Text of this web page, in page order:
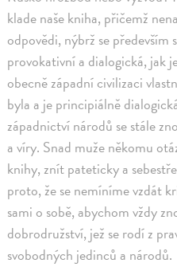
klade naše kniha, přičemž
odpovědi, nýbrž se především
provokativní a dialogická, jak
obecně západní civilizaci
byla a je principiálně
západnictví národů se stále
a víry. Snad muže někomu
knihy, znít pateticky a
proto, že se nemíníme vzdát
sami o sobě, abychom vždy
dobrodružství, jež se rodí z
svobodných jedinců a národů.